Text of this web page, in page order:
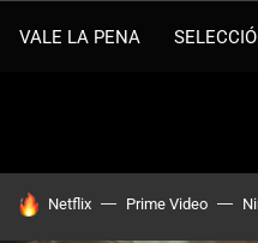
VALE LA PENA
HOY SE HABLA DE
Netflix Prime Video